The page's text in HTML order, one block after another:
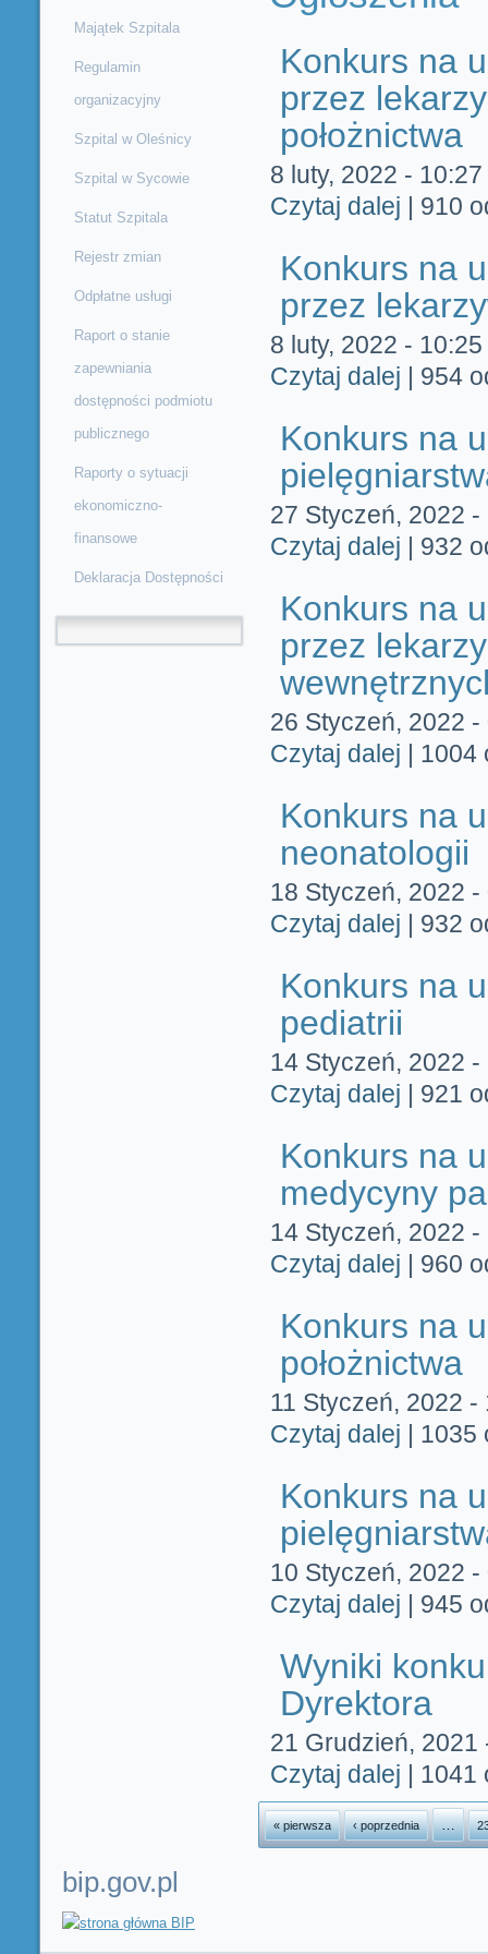
Majątek Szpitala
Regulamin
organizacyjny
Szpital w Oleśnicy
Szpital w Sycowie
Statut Szpitala
Rejestr zmian
Odpłatne usługi
Raport o stanie
zapewniania
dostępności podmiotu
publicznego
Raporty o sytuacji
ekonomiczno-
finansowe
Deklaracja Dostępności
Formularz wyszukiwania
Konkurs na
przez
położnictwa
8 luty, 2022 - 10:27
Czytaj dalej wpis
położnictwa
910
Konkurs na
przez
8 luty, 2022 - 10:25
Czytaj dalej wpis954
Konkurs na
27 Styczeń, 2022 -
Czytaj dalej wpis932
Konkurs na
przez
26 Styczeń, 2022 -
Czytaj dalej wpis1004
Konkurs na
neonatologii
18 Styczeń, 2022 -
Czytaj dalej wpis932
Konkurs na
pediatrii
14 Styczeń, 2022 -
Czytaj dalej wpis921
Konkurs na
medycyny
14 Styczeń, 2022 -
Czytaj dalej wpis960
Konkurs na
położnictwa
11 Styczeń, 2022 -
Czytaj dalej wpis1035
Konkurs na
10 Styczeń, 2022 -
Czytaj dalej wpis945
Wyniki
Dyrektora
21 Grudzień, 2021
Czytaj dalej wpis Wyniki
1041
Strony
« pierwsza ‹ poprzednia …
bip.gov.pl